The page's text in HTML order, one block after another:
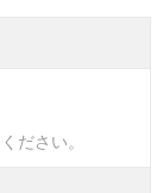
ださい。